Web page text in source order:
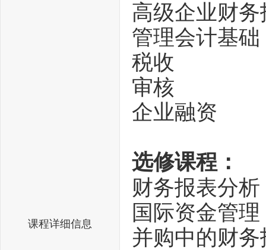
课程详细信息
高级企业财务
管理会计基础
税收
审核
企业融资
选修课程：
财务报表分析
国际资金管理
并购中的财